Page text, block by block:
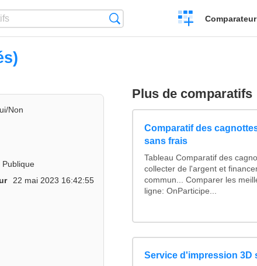
Créer
un
Non
Publique
22 mai 2023 16:42:55
Plus de comparatifs
Comparatif des
sans frais
Tableau Comparatif des
collecter de l'argent et
commun... Comparer les
ligne: OnParticipe...
Service d'impression 3D